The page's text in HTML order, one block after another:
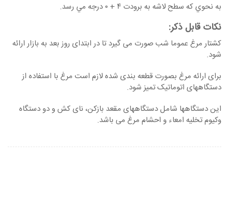
به نحوي كه سطح لاشه به برودت ۴ + ۰ درجه مي رسد.
نکات قابل ذکر:
کشتار مرغ عموما شب صورت می گیرد تا در ابتدای روز بعد به بازار ارائه
شود.
برای ارائه مرغ بصورت قطعه بندی شده لازم است مرغ با استفاده از
دستگاههای اتوماتیک تمیز شود.
این دستگاهها شامل دستگاههای مقعد بازکن، نای کش و دو دستگاه
وکیوم تخلیه امعاء و احشام مرغ می باشد.